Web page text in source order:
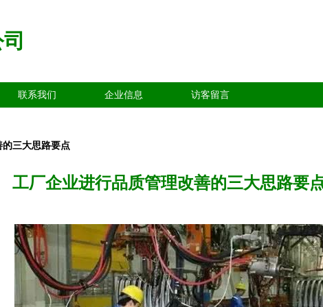
联系我们 企业信息 访客留言
三大思路要点
工厂企业进行品质管理改善的三大思路要